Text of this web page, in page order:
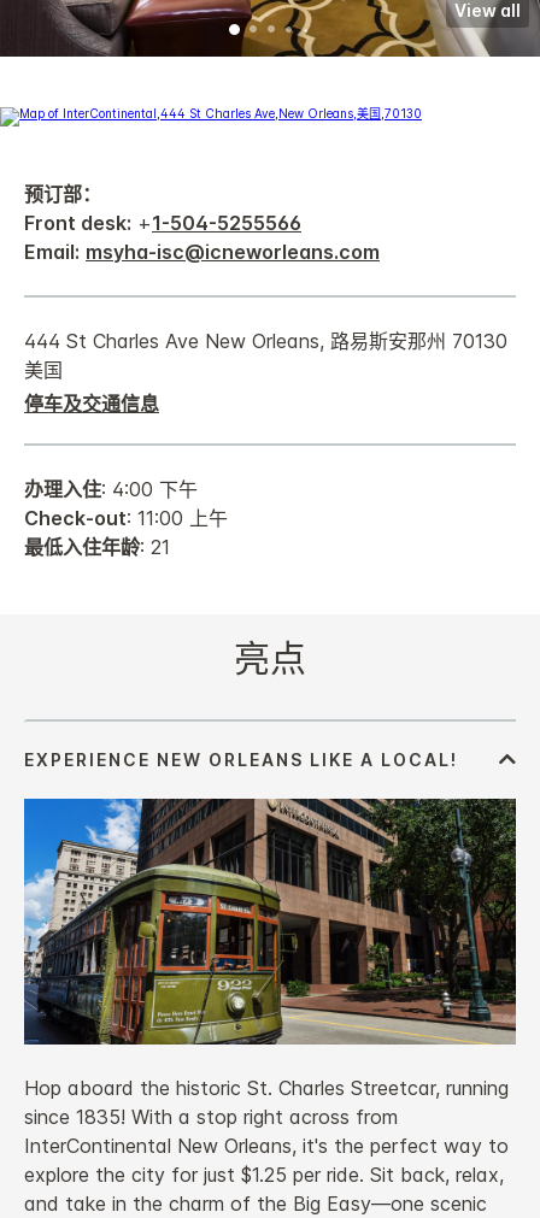
View all
预订部：
Front desk: +1-504-5255566
Email: msyha-isc@icneworleans.com
444 St Charles Ave New Orleans, 路易斯安那州 70130
美国
停车及交通信息
办理入住: 4:00 下午
Check-out: 11:00 上午
最低入住年龄: 21
亮点
Hop aboard the historic St. Charles Streetcar, running
since 1835! With a stop right across from
InterContinental New Orleans, it's the perfect way to
explore the city for just $1.25 per ride. Sit back, relax,
and take in the charm of the Big Easy—one scenic